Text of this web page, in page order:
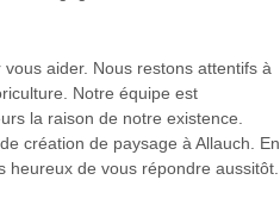
aider. Nous restons attentifs à
Notre équipe est
la raison de notre existence.
création de paysage à Allauch. En
de vous répondre aussitôt.